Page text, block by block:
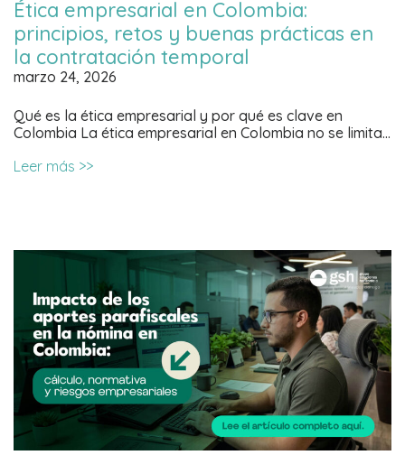
Ética empresarial en Colombia:
principios, retos y buenas prácticas en
la contratación temporal
marzo 24, 2026
Qué es la ética empresarial y por qué es clave en
Colombia La ética empresarial en Colombia no se limita…
Leer más >>